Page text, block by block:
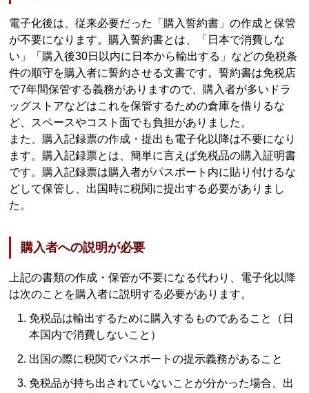
電子化後は、従来必要だった「購入誓約書」の作成と保管
が不要になります。購入誓約書とは、「日本で消費しな
い」「購入後30日以内に日本から輸出する」などの免税条
件の順守を購入者に誓約させる文書です。誓約書は免税店
で7年間保管する義務がありますので、購入者が多いドラ
ッグストアなどはこれを保管するための倉庫を借りるな
ど、スペースやコスト面でも負担がありました。
また、購入記録票の作成・提出も電子化以降は不要になり
ます。購入記録票とは、簡単に言えば免税品の購入証明書
です。購入記録票は購入者がパスポート内に貼り付けるな
どして保管し、出国時に税関に提出する必要がありまし
た。
購入者への説明が必要
上記の書類の作成・保管が不要になる代わり、電子化以降
は次のことを購入者に説明する必要があります。
免税品は輸出するために購入するものであること（日
本国内で消費しないこと）
出国の際に税関でパスポートの提示義務があること
免税品が持ち出されていないことが分かった場合、出